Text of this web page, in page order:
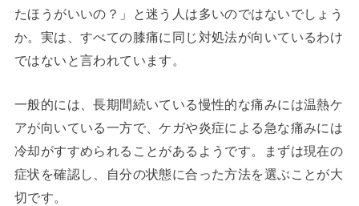
たほうがいいの？」と迷う人は多いのではないでしょう
か。実は、すべての膝痛に同じ対処法が向いているわけ
ではないと言われています。
一般的には、長期間続いている慢性的な痛みには温熱ケ
アが向いている一方で、ケガや炎症による急な痛みには
冷却がすすめられることがあるようです。まずは現在の
症状を確認し、自分の状態に合った方法を選ぶことが大
切です。